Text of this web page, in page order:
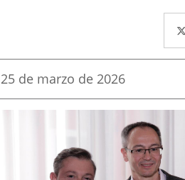
Fecha
la
25 de marzo de 2026